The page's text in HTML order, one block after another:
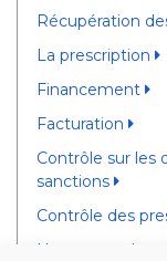
Récupération
La prescription
Financement
Facturation
Contrôle sur les
sanctions
Contrôle des
Un recours